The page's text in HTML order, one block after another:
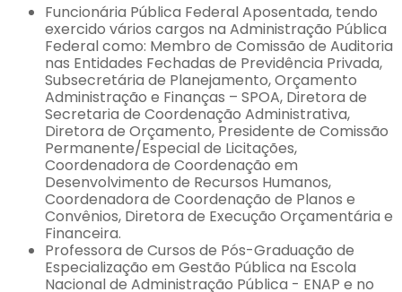
Funcionária Pública Federal Aposentada, tendo
exercido vários cargos na Administração Pública
Federal como: Membro de Comissão de Auditoria
nas Entidades Fechadas de Previdência Privada,
Subsecretária de Planejamento, Orçamento
Administração e Finanças – SPOA, Diretora de
Secretaria de Coordenação Administrativa,
Diretora de Orçamento, Presidente de Comissão
Permanente/Especial de Licitações,
Coordenadora de Coordenação em
Desenvolvimento de Recursos Humanos,
Coordenadora de Coordenação de Planos e
Convênios, Diretora de Execução Orçamentária e
Financeira.
Professora de Cursos de Pós-Graduação de
Especialização em Gestão Pública na Escola
Nacional de Administração Pública - ENAP e no